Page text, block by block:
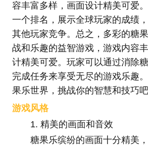
容丰富多样，画面设计精美可爱
一个排名，展示全球玩家的成绩
其他玩家竞争。总之，多彩的糖
战和乐趣的益智游戏，游戏内容
计精美可爱。玩家可以通过消除
完成任务来享受无尽的游戏乐趣
果乐世界，挑战你的智慧和技巧吧
游戏风格
1. 精美的画面和音效
糖果乐缤纷的画面十分精美